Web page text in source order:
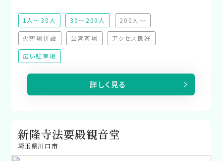
1人～30人 30～200人
200人～
（非推奨）
火葬場併設
（非対応）
公営斎場
（非対応）
アクセス良好
（非対応）
広い駐車場
詳しく見る
新隆寺法要殿観音堂
埼玉県川口市